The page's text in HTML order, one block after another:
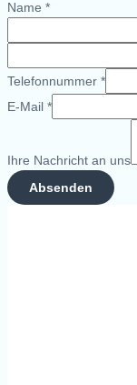
Name *
Telefonnummer *
E-Mail *
Ihre Nachricht an uns
Absenden